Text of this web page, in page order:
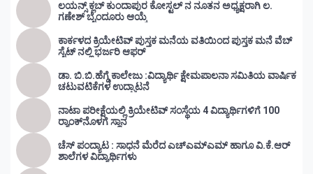
ಲಯನ್ಸ್ ಕ್ಲಬ್ ಕುಂದಾಪುರ ಕೋಸ್ಟಲ್ ನ ನೂತನ ಅಧ್ಯಕ್ಷರಾಗಿ ಲ.
ಗಣೇಶ್ ಬೈಂದೂರು ಆಯ್ಕೆ
ಕಾರ್ಕಳದ ಕ್ರಿಯೇಟಿವ್ ಪುಸ್ತಕ ಮನೆಯ ವತಿಯಿಂದ ಪುಸ್ತಕ ಮನೆ ವೆಬ್
ಸೈಟ್ ನಲ್ಲಿ ಭರ್ಜರಿ ಆಫರ್
ಡಾ. ಬಿ.ಬಿ.ಹೆಗ್ಡೆ ಕಾಲೇಜು :ವಿದ್ಯಾರ್ಥಿ ಕ್ಷೇಮಪಾಲನಾ ಸಮಿತಿಯ ವಾರ್ಷಿಕ
ಚಟುವಟಿಕೆಗಳ ಉದ್ಘಾಟನೆ
ನಾಟಾ ಪರೀಕ್ಷೆಯಲ್ಲಿ ಕ್ರಿಯೇಟಿವ್ ಸಂಸ್ಥೆಯ 4 ವಿದ್ಯಾರ್ಥಿಗಳಿಗೆ 100
ರ‍್ಯಾಂಕ್‌ನೊಳಗೆ ಸ್ಥಾನ
ಚೆಸ್ ಪಂದ್ಯಾಟ : ಸಾಧನೆ ಮೆರೆದ ಎಚ್ಎಮ್ಎಮ್ ಹಾಗೂ ವಿ.ಕೆ.ಆರ್
ಶಾಲೆಗಳ ವಿದ್ಯಾರ್ಥಿಗಳು